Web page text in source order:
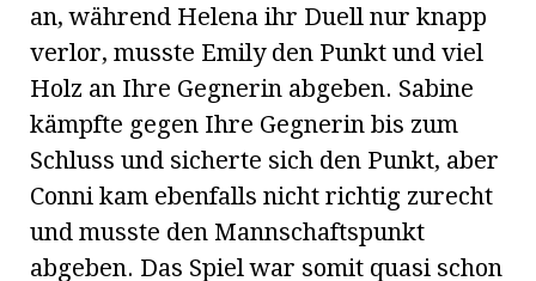
an, während Helena ihr Duell nur knapp
verlor, musste Emily den Punkt und viel
Holz an Ihre Gegnerin abgeben. Sabine
kämpfte gegen Ihre Gegnerin bis zum
Schluss und sicherte sich den Punkt, aber
Conni kam ebenfalls nicht richtig zurecht
und musste den Mannschaftspunkt
abgeben. Das Spiel war somit quasi schon